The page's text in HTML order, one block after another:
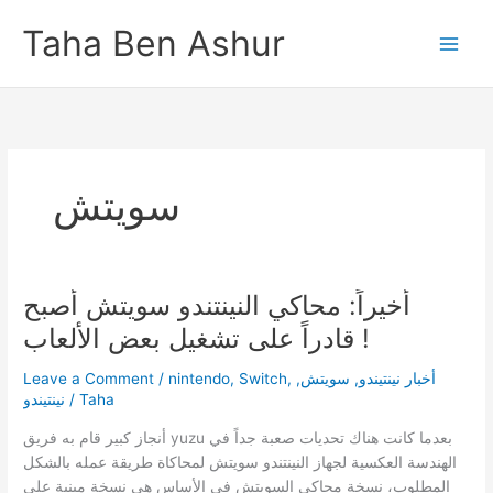
content
Taha Ben Ashur
سويتش
أخيراً: محاكي النينتندو سويتش أصبح
قادراً على تشغيل بعض الألعاب !
Leave a Comment / nintendo, Switch, أخبار نينتيندو, سويتش,
نينتيندو /Taha
أنجاز كبير قام به فريق yuzu بعدما كانت هناك تحديات صعبة جداً في
الهندسة العكسية لجهاز النينتندو سويتش لمحاكاة طريقة عمله بالشكل
المطلوب، نسخة محاكي السويتش في الأساس هي نسخة مبنية على